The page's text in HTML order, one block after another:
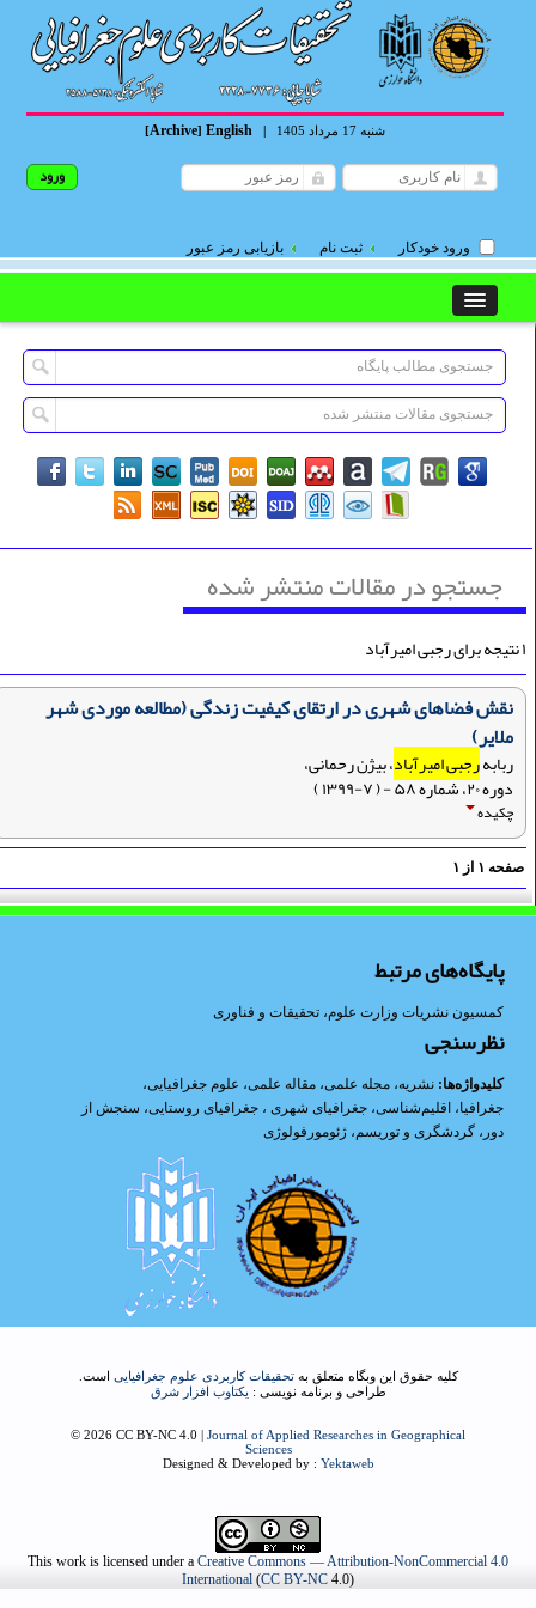
شنبه 17 مرداد 1405 |
English
[Archive]
ورود خودکار ثبت نام بازیابی رمز عبور
جستجو در مقالات منتشر شده
نقش فضاهای شهری در ارتقای کیفیت زندگی (مطالعه موردی شهر
ملایر)
ربابهرجبی امیرآباد، بیژن رحمانی،
دوره ۲۰، شماره ۵۸ - ( ۷-۱۳۹۹ )
چکیده
۱از ۱
پایگاه‌های مرتبط
کمسیون نشریات وزارت علوم، تحقیقات و فناوری
نظرسنجی
کلیدواژه‌ها:نشریه،مجله علمی، مقاله علمی، علوم جغرافیایی،
جغرافیا،اقلیم‌شناسی، جغرافیای شهری،جغرافیای روستایی، سنجش از
دور،گردشگری و توریسم،ژئومورفولوژی
کلیه حقوق این وبگاه متعلق به تحقیقات کاربردی علوم جغرافیاییاست.
طراحی و برنامه نویسی : یکتاوب افزار شرق
© 2026 CC BY-NC 4.0 |Journal of Applied Researches in Geographical
Sciences
Designed & Developed by :Yektaweb
This work is licensed under aCreative Commons — Attribution-NonCommercial 4.0
International(CC BY-NC4.0)